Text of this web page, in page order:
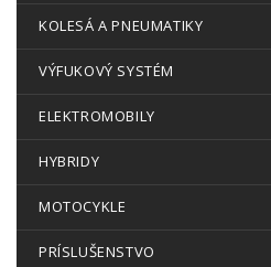
KOLESÁ A PNEUMATIKY
VÝFUKOVÝ SYSTÉM
ELEKTROMOBILY
HYBRIDY
MOTOCYKLE
PRÍSLUŠENSTVO